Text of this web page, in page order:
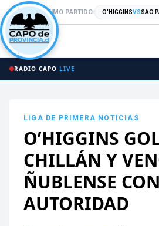
PRÓXIMO PARTIDO: O'HIGGINSVSSAO
RADIO CAPO LIVE
LIGA DE PRIMERA NOTICIAS
O’HIGGINS
CHILLÁN Y
ÑUBLENSE CON
AUTORIDAD